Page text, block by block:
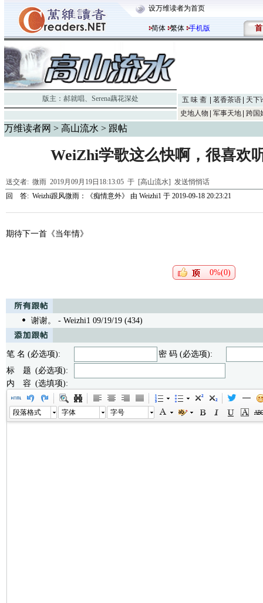
设万维读者为首页
简体 繁体 手机版 首
版主： 郝就唱、 Serena藕花深处 五 味 斋 茗香茶语
天下
史地人物
军事天地 跨国
万维读者网 > 高山流水 > 跟帖
WeiZhi学歌这么快啊，很喜欢
送交者: 微雨 2019月09月19日18:13:05 于 [高山流水] 发送悄悄话
回 答: Weizhi跟风微雨：《痴情意外》 由 Weizhi1 于 2019-09-18 20:23:21
期待下一首《当年情》
0%(0)
谢谢。 - Weizhi1 09/19/19 (434)
笔 名 (必选项):
密 码 (必选项):
标 题 (必选项):
内 容 (选填项):
段落格式 字体 字号